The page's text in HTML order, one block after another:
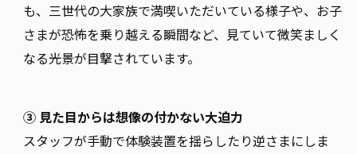
も、三世代の大家族で満喫いただいている様子や、お子
さまが恐怖を乗り越える瞬間など、見ていて微笑ましく
なる光景が目撃されています。
③ 見た目からは想像の付かない大迫力
スタッフが手動で体験装置を揺らしたり逆さまにしま